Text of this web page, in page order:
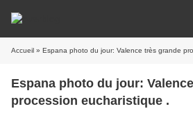
Accueil » Espana photo du jour: Valence très grande
Espana photo du jour:
procession eucharistique .